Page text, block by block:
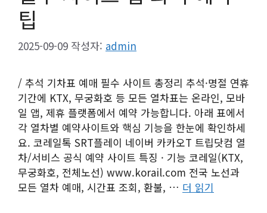
팁
2025-09-09 작성자: admin
/ 추석 기차표 예매 필수 사이트 총정리 추석·명절 연휴
기간에 KTX, 무궁화호 등 모든 열차표는 온라인, 모바
일 앱, 제휴 플랫폼에서 예약 가능합니다. 아래 표에서
각 열차별 예약사이트와 핵심 기능을 한눈에 확인하세
요. 코레일톡 SRT플레이 네이버 카카오T 트립닷컴 열
차/서비스 공식 예약 사이트 특징 · 기능 코레일(KTX,
무궁화호, 전체노선) www.korail.com 전국 노선과
모든 열차 예매, 시간표 조회, 환불, … 더 읽기